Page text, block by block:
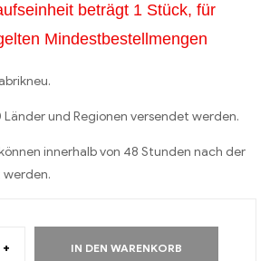
beträgt 1 Stück, für
Mindestbestellmengen
Länder und Regionen versendet werden.
innerhalb von 48 Stunden nach der
werden.
+ IN DEN WARENKORB